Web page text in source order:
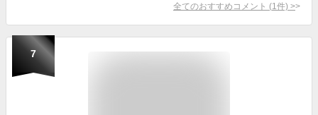
全てのおすすめコメント (1 件) >
7